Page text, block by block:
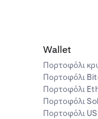
Wallet
Πορτοφόλι
Πορτοφόλι
Πορτοφόλι
Πορτοφόλι
Πορτοφόλι